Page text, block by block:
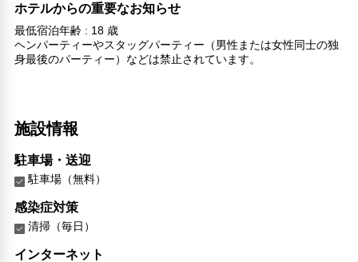
ホテルからの重要なお知らせ
最低宿泊年齢 : 18 歳
ヘンパーティーやスタッグパーティー（男性または女性同士の独
身最後のパーティー）などは禁止されています。
施設情報
駐車場・送迎
駐車場（無料）
感染症対策
清掃（毎日）
インターネット